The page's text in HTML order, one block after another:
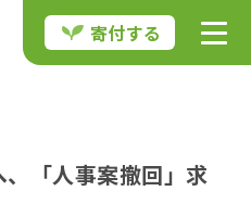
寄付する
「人事案撤回」求